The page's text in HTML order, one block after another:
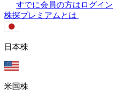
すでに会員の方はログイン
株探プレミアムとは
日本株
米国株